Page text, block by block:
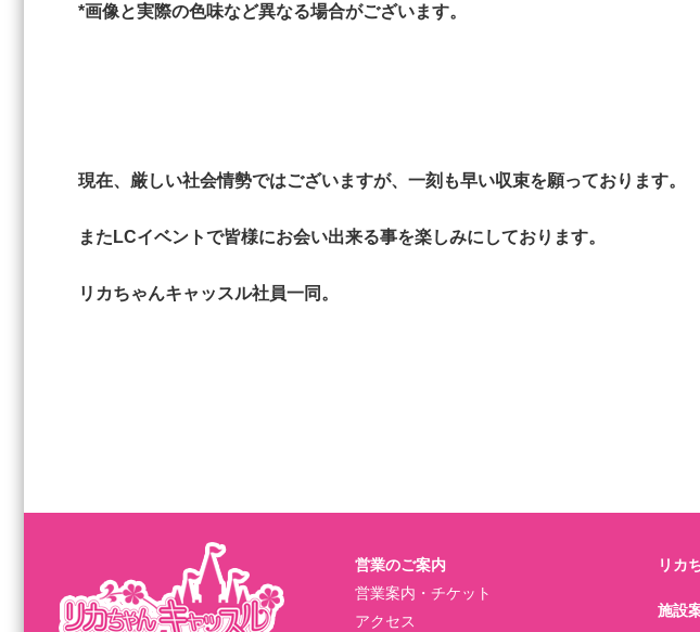
*画像と実際の色味など異なる場合がございます。
現在、厳しい社会情勢ではございますが、一刻も早い収束を願っております。
またLCイベントで皆様にお会い出来る事を楽しみにしております。
リカちゃんキャッスル社員一同。
営業のご案内
営業案内・チケット
アクセス
リカ
施設